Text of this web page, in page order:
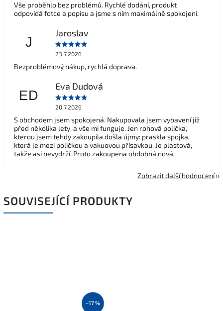
Vše proběhlo bez problémů. Rychlé dodání, produkt
odpovídá fotce a popisu a jsme s ním maximálně spokojeni.
J
Jaroslav
23.7.2026
Bezproblémový nákup, rychlá doprava.
ED
Eva Dudová
20.7.2026
S obchodem jsem spokojená. Nakupovala jsem vybavení již
před několika lety, a vše mi funguje. Jen rohová polička,
kterou jsem tehdy zakoupila došla újmy: praskla spojka,
která je mezi poličkou a vakuovou přísavkou. Je plastová,
takže asi nevydrží. Proto zakoupena obdobná,nová.
Zobrazit další hodnocení
SOUVISEJÍCÍ PRODUKTY
–17 %